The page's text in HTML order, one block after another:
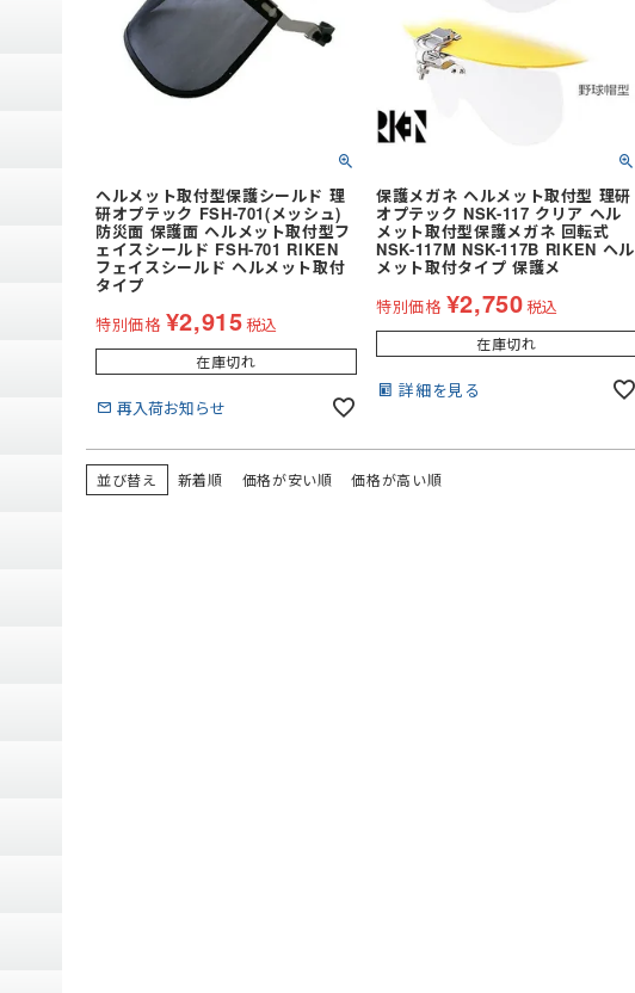
ヘルメット取付型保護シールド 理
研オプテック FSH-701(メッシュ)
防災面 保護面 ヘルメット取付型フ
ェイスシールド FSH-701 RIKEN
フェイスシールド ヘルメット取付
タイプ
特別価格 ¥2,915税込
在庫切れ
再入荷お知らせ
保護メガネ ヘルメット取付型 理研
オプテック NSK-117 クリア ヘル
メット取付型保護メガネ 回転式
NSK-117M NSK-117B RIKEN ヘル
メット取付タイプ 保護メ
特別価格 ¥2,750税込
在庫切れ
詳細を見る
並び替え 新着順 価格が安い順 価格が高い順